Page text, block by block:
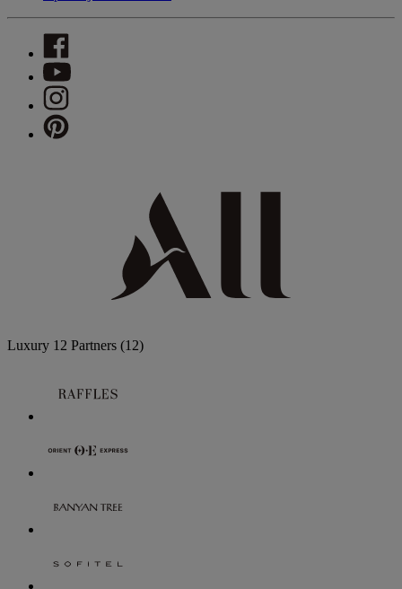
Luxury 12 Partners (12)